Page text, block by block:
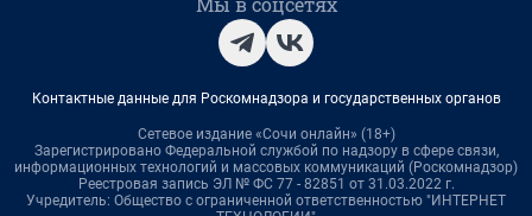
Контактные данные для Роскомнадзора и государственных органов
Сетевое издание «Сочи онлайн» (18+)
Зарегистрировано Федеральной службой по надзору в сфере связи,
информационных технологий и массовых коммуникаций (Роскомнадзор)
Реестровая запись ЭЛ № ФС 77 - 82851 от 31.03.2022 г.
Учредитель: Общество с ограниченной ответственностью "ИНТЕРНЕТ